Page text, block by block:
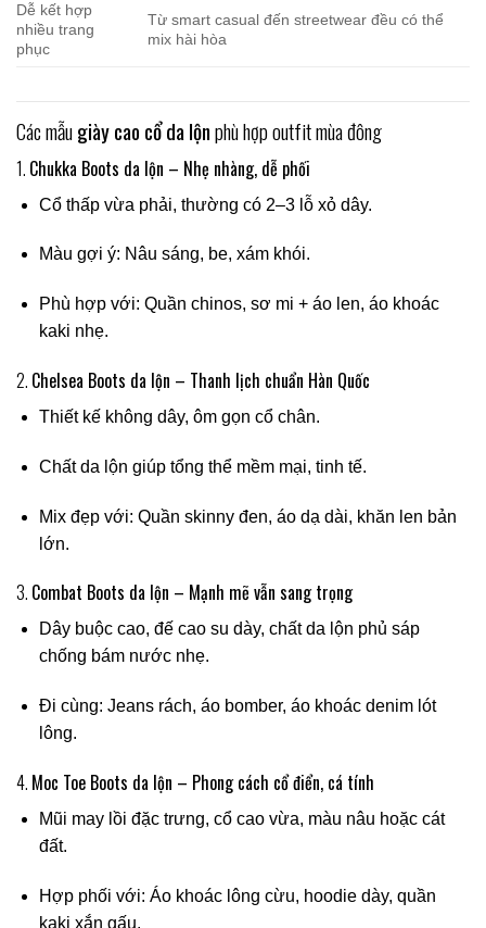
Dễ kết hợp
nhiều trang
phục
Từ smart casual đến streetwear đều có thể
mix hài hòa
Các mẫugiày cao cổ da lộnphù hợp outfit mùa đông
1. Chukka Boots da lộn – Nhẹ nhàng, dễ phối
Cổ thấp vừa phải, thường có 2–3 lỗ xỏ dây.
Màu gợi ý: Nâu sáng, be, xám khói.
Phù hợp với: Quần chinos, sơ mi + áo len, áo khoác
kaki nhẹ.
2. Chelsea Boots da lộn – Thanh lịch chuẩn Hàn Quốc
Thiết kế không dây, ôm gọn cổ chân.
Chất da lộn giúp tổng thể mềm mại, tinh tế.
Mix đẹp với: Quần skinny đen, áo dạ dài, khăn len bản
lớn.
3. Combat Boots da lộn – Mạnh mẽ vẫn sang trọng
Dây buộc cao, đế cao su dày, chất da lộn phủ sáp
chống bám nước nhẹ.
Đi cùng: Jeans rách, áo bomber, áo khoác denim lót
lông.
4. Moc Toe Boots da lộn – Phong cách cổ điển, cá tính
Mũi may lồi đặc trưng, cổ cao vừa, màu nâu hoặc cát
đất.
Hợp phối với: Áo khoác lông cừu, hoodie dày, quần
kaki xắn gấu.